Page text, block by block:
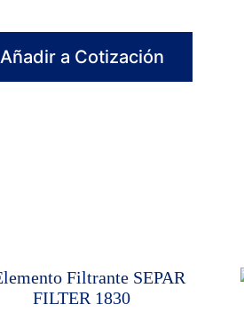
Añadir a Cotización